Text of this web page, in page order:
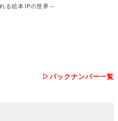
れる絵本IPの世界～
▷バックナンバー一覧